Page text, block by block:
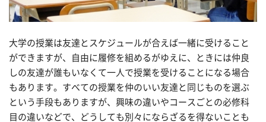
大学の授業は友達とスケジュールが合えば一緒に受けること
ができますが、自由に履修を組めるがゆえに、ときには仲良
しの友達が誰もいなくて一人で授業を受けることになる場合
もあります。すべての授業を仲のいい友達と同じものを選ぶ
という手段もありますが、興味の違いやコースごとの必修科
目の違いなどで、どうしても別々にならざるを得ないことも